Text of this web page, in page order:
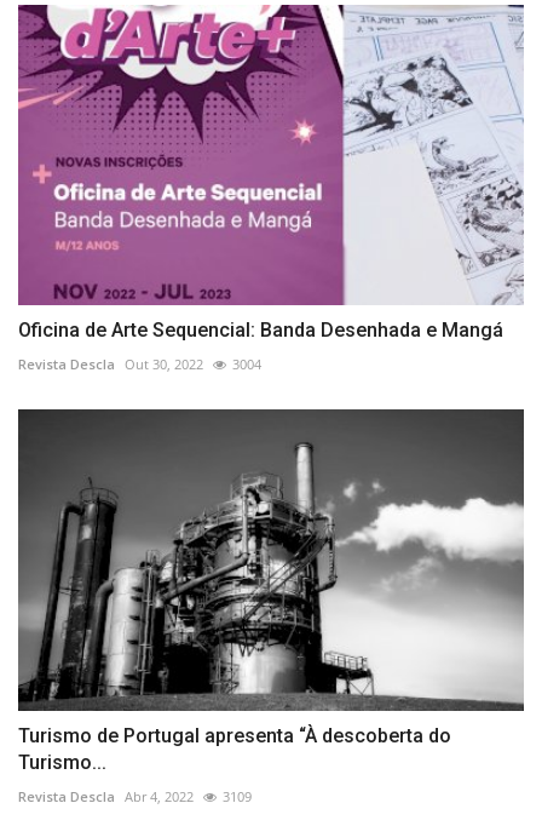
Oficina de Arte Sequencial: Banda Desenhada e Mangá
Revista Descla Out 30, 2022 3004
Turismo de Portugal apresenta “À descoberta do
Turismo...
Revista Descla Abr 4, 2022 3109